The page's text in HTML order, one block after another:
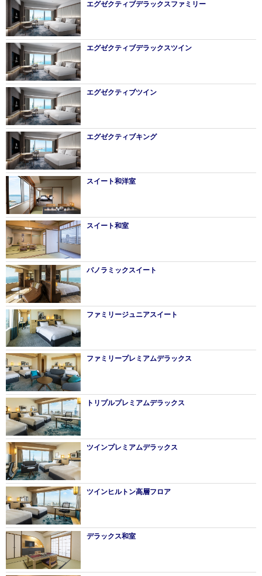
エグゼクティブデラックスファミリー
エグゼクティブデラックスツイン
エグゼクティブツイン
エグゼクティブキング
スイート和洋室
スイート和室
パノラミックスイート
ファミリージュニアスイート
ファミリープレミアムデラックス
トリプルプレミアムデラックス
ツインプレミアムデラックス
ツインヒルトン高層フロア
デラックス和室